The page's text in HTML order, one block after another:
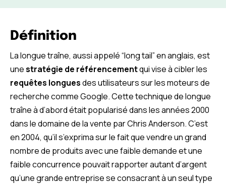
Définition
La longue traîne, aussi appelé “long tail” en anglais, est
unestratégie de référencementqui vise à cibler les
requêtes longuesdes utilisateurs sur les moteurs de
recherche comme Google. Cette technique de longue
traîne à d’abord était popularisé dans les années 2000
dans le domaine de la vente par Chris Anderson. C’est
en 2004, qu’il s’exprima sur le fait que vendre un grand
nombre de produits avec une faible demande et une
faible concurrence pouvait rapporter autant d’argent
qu’une grande entreprise se consacrant à un seul type